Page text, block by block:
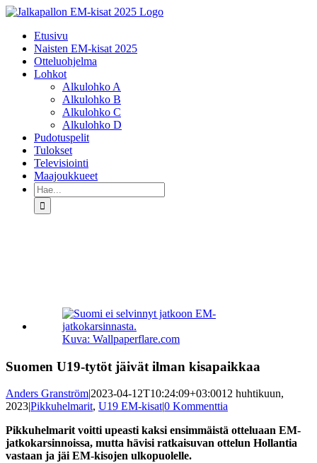
Skip
contentEtusivu
Naisten EM-kisat 2025
Otteluohjelma
Lohkot
Alkulohko A
Alkulohko B
Alkulohko C
Alkulohko D
Pudotuspelit
Tulokset
Televisiointi
Maajoukkueet
Etsi
...
isompanaKuva: Wallpaperflare.com
Suomen U19-tytöt jäivät ilman kisapaikkaa
Anders Granström|2023-04-12T10:24:09+03:0012 huhtikuun,
2023|Pikkuhelmarit, U19 EM-kisat|0 Kommenttia
Pikkuhelmarit voitti upeasti kaksi ensimmäistä otteluaan EM-
jatkokarsinnoissa, mutta hävisi ratkaisuvan ottelun Hollantia
vastaan ja jäi EM-kisojen ulkopuolelle.